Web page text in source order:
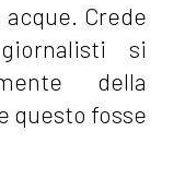
Crede
si
della
questo fosse